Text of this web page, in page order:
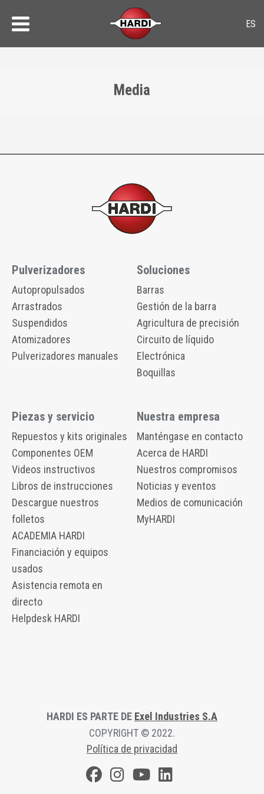
Media
Pulverizadores
Autopropulsados
Arrastrados
Suspendidos
Atomizadores
Pulverizadores manuales
Soluciones
Barras
Gestión de la barra
Agricultura de precisión
Circuito de líquido
Electrónica
Boquillas
Piezas y servicio
Repuestos y kits originales
Componentes OEM
Videos instructivos
Libros de instrucciones
Descargue nuestros
folletos
ACADEMIA HARDI
Financiación y equipos
usados
Asistencia remota en
directo
Helpdesk HARDI
Nuestra empresa
Manténgase en contacto
Acerca de HARDI
Nuestros compromisos
Noticias y eventos
Medios de comunicación
MyHARDI
HARDI ES PARTE DE Exel Industries S.A
COPYRIGHT © 2022.
Política de privacidad